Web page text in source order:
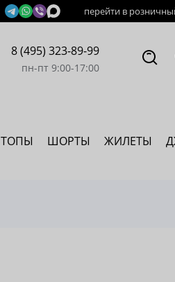
перейти в
8 (495) 323-89-99
пн-пт 9:00-17:00
ТОПЫ ШОРТЫ ЖИЛЕТЫ